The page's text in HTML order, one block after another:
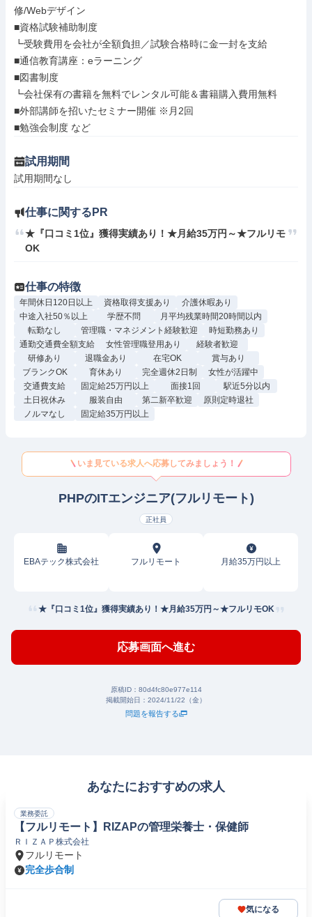
修/Webデザイン
■資格試験補助制度
┗受験費用を会社が全額負担／試験合格時に金一封を支給
■通信教育講座：eラーニング
■図書制度
┗会社保有の書籍を無料でレンタル可能＆書籍購入費用無料
■外部講師を招いたセミナー開催 ※月2回
■勉強会制度 など
試用期間
試用期間なし
仕事に関するPR
★『口コミ1位』獲得実績あり！★月給35万円～★フルリモ
OK
仕事の特徴
年間休日120日以上 資格取得支援あり
介護休暇あり
中途入社50％以上
学歴不問
月平均残業時間20時間以内
転勤なし
管理職・マネジメント経験歓迎
時短勤務あり
通勤交通費全額支給
女性管理職登用あり
経験者歓迎
研修あり
退職金あり 在宅OK
賞与あり
ブランクOK
育休あり 完全週休2日制
女性が活躍中
交通費支給
固定給25万円以上 面接1回
駅近5分以内
土日祝休み
服装自由 第二新卒歓迎
原則定時退社
ノルマなし
固定給35万円以上
いま見ている求人へ応募してみましょう！
PHPのITエンジニア(フルリモート)
正社員
EBAテック株式会社 フルリモート 月給35万円以上
★『口コミ1位』獲得実績あり！★月給35万円～★フルリモOK
応募画面へ進む
原稿ID： 80d4fc80e977e114
掲載開始日： 2024/11/22（金）
問題を報告する
あなたにおすすめの求人
業務委託
【フルリモート】RIZAPの管理栄養士・保健師
ＲＩＺＡＰ株式会社
フルリモート
完全歩合制
気になる